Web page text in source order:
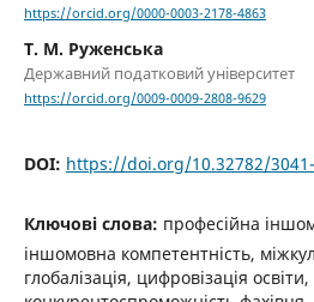
https://orcid.org/0000-0003-2178-4863
Т. М. Руженська
Державний податковий університет
https://orcid.org/0009-0009-2808-9629
DOI: https://doi.org/10.32782/
Ключові слова: професійна
іншомовна компетентність,
глобалізація, цифровізація освіти,